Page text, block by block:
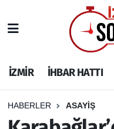
İZMİR İHBAR HATTI
HABERLER ASAYİŞ
İHBAR HATTI
DEPREM
İzmir Nöbetçi
İzmir Hava
İzmir Namaz